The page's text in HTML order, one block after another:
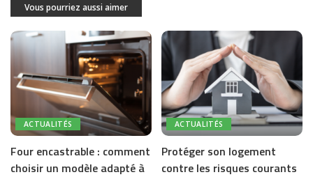
Vous pourriez aussi aimer
ACTUALITÉS
Four encastrable : comment
choisir un modèle adapté à
ACTUALITÉS
Protéger son logement
contre les risques courants